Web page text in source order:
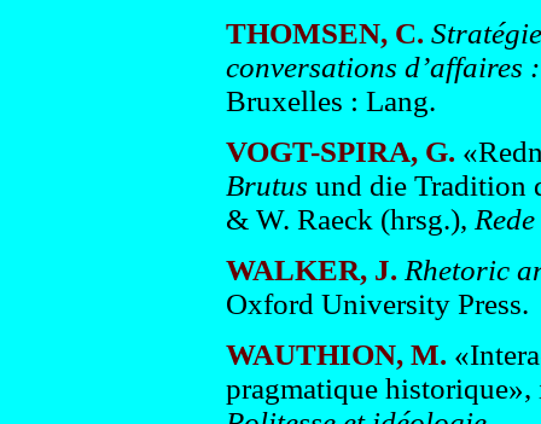
THOMSEN, C.
conversations d’affaires
Bruxelles : Lang.
VOGT-SPIRA, G.
Brutus und die Tradition
& W. Raeck (hrsg.),
WALKER, J. Rhetoric
Oxford University Press.
WAUTHION, M.
pragmatique